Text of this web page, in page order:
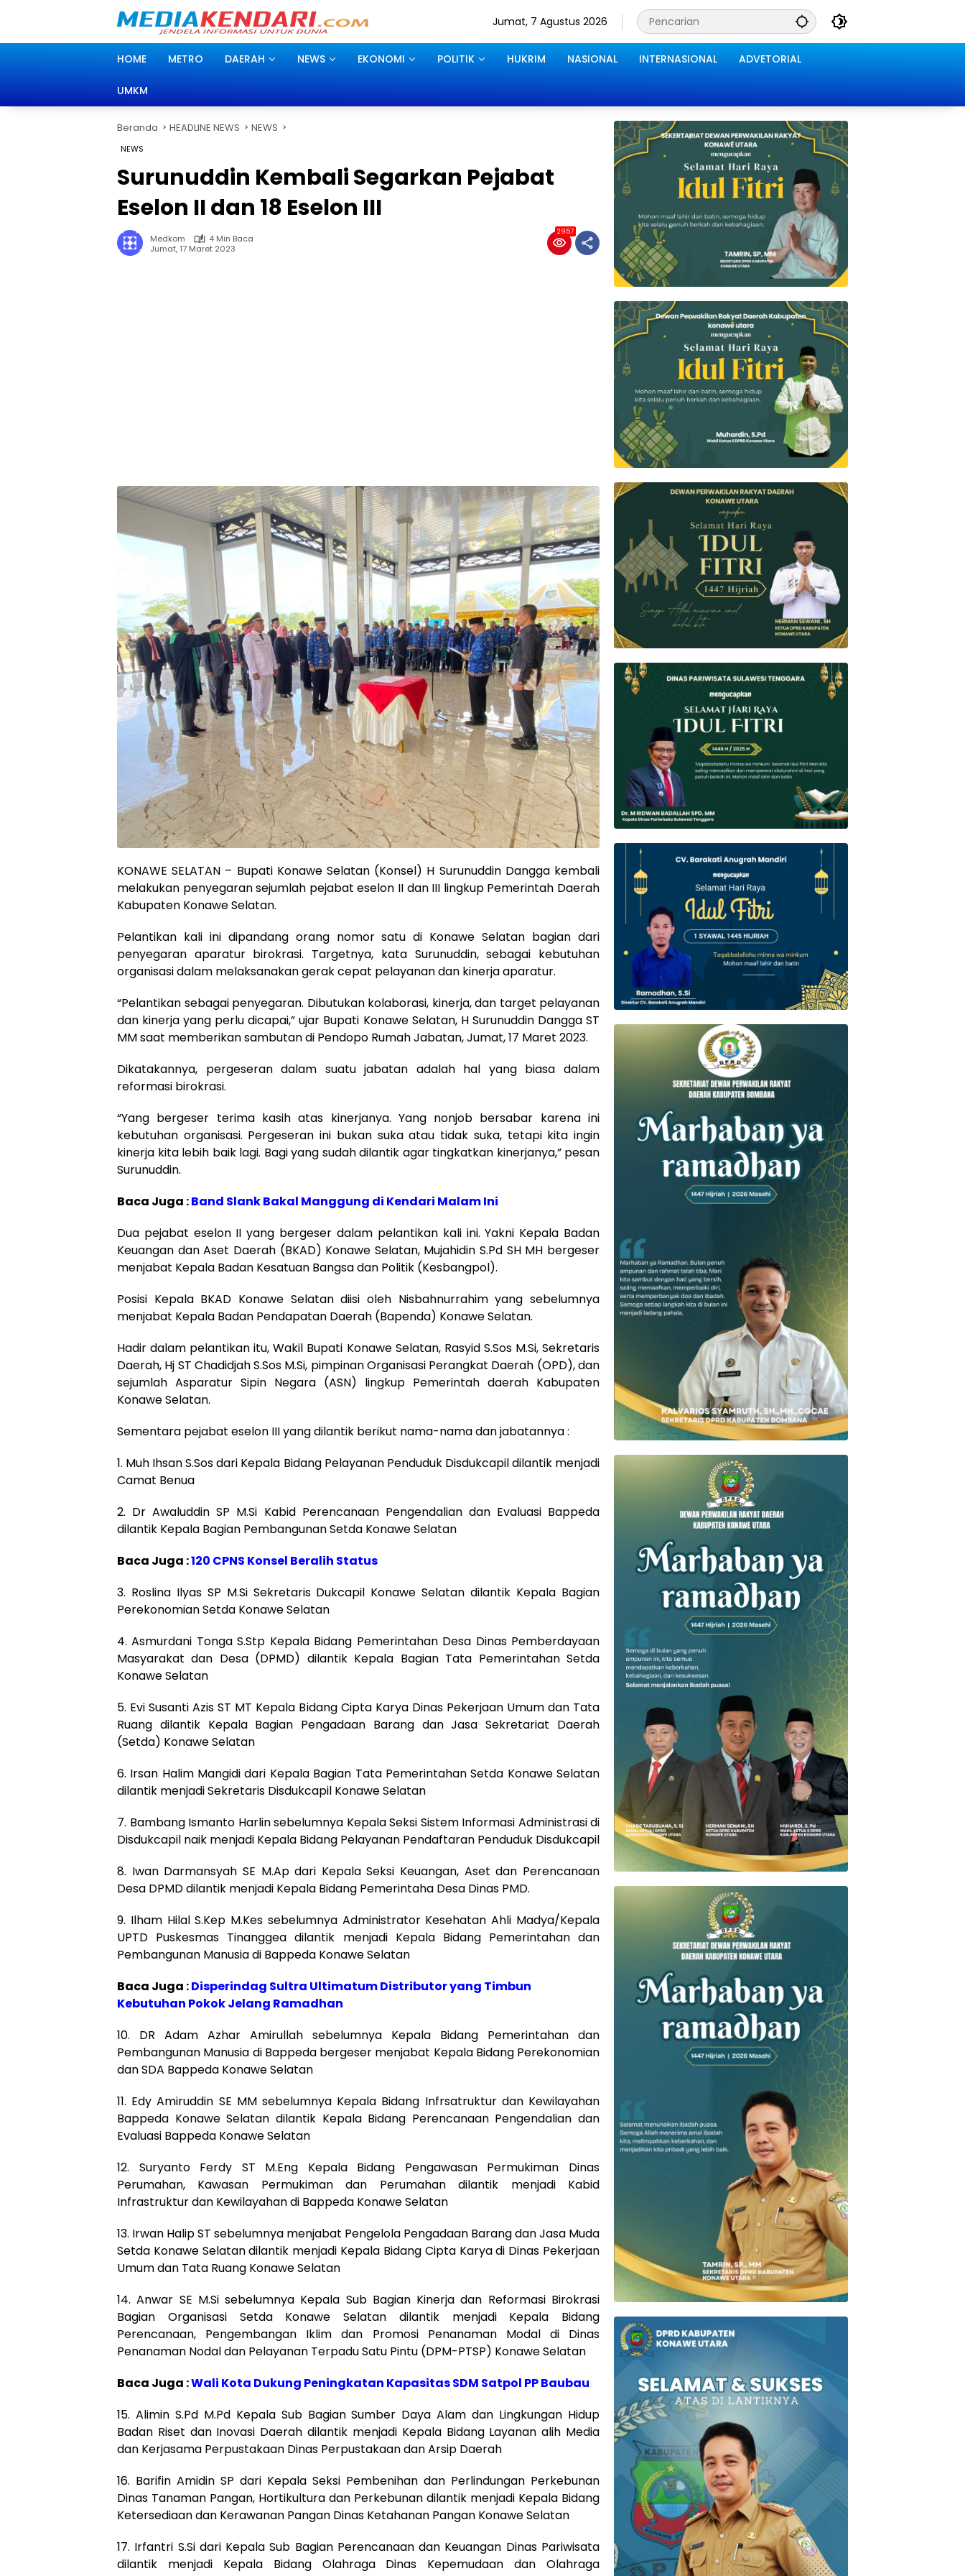
Jumat, 7 Agustus 2026
HOME METRO DAERAH NEWS EKONOMI POLITIK HUKRIM NASIONAL INTERNASIONAL ADVETORIAL
UMKM
Beranda HEADLINE NEWS NEWS
NEWS
Surunuddin Kembali Segarkan Pejabat
Eselon II dan 18 Eselon III
Medkom
4 Min Baca
Jumat, 17 Maret 2023
2957
KONAWE SELATAN – Bupati Konawe Selatan (Konsel) H Surunuddin Dangga kembali
melakukan penyegaran sejumlah pejabat eselon II dan III lingkup Pemerintah Daerah
Kabupaten Konawe Selatan.
Pelantikan kali ini dipandang orang nomor satu di Konawe Selatan bagian dari
penyegaran aparatur birokrasi. Targetnya, kata Surunuddin, sebagai kebutuhan
organisasi dalam melaksanakan gerak cepat pelayanan dan kinerja aparatur.
“Pelantikan sebagai penyegaran. Dibutukan kolaborasi, kinerja, dan target pelayanan
dan kinerja yang perlu dicapai,” ujar Bupati Konawe Selatan, H Surunuddin Dangga ST
MM saat memberikan sambutan di Pendopo Rumah Jabatan, Jumat, 17 Maret 2023.
Dikatakannya, pergeseran dalam suatu jabatan adalah hal yang biasa dalam
reformasi birokrasi.
“Yang bergeser terima kasih atas kinerjanya. Yang nonjob bersabar karena ini
kebutuhan organisasi. Pergeseran ini bukan suka atau tidak suka, tetapi kita ingin
kinerja kita lebih baik lagi. Bagi yang sudah dilantik agar tingkatkan kinerjanya,” pesan
Surunuddin.
Baca Juga :Band Slank Bakal Manggung di Kendari Malam Ini
Dua pejabat eselon II yang bergeser dalam pelantikan kali ini. Yakni Kepala Badan
Keuangan dan Aset Daerah (BKAD) Konawe Selatan, Mujahidin S.Pd SH MH bergeser
menjabat Kepala Badan Kesatuan Bangsa dan Politik (Kesbangpol).
Posisi Kepala BKAD Konawe Selatan diisi oleh Nisbahnurrahim yang sebelumnya
menjabat Kepala Badan Pendapatan Daerah (Bapenda) Konawe Selatan.
Hadir dalam pelantikan itu, Wakil Bupati Konawe Selatan, Rasyid S.Sos M.Si, Sekretaris
Daerah, Hj ST Chadidjah S.Sos M.Si, pimpinan Organisasi Perangkat Daerah (OPD), dan
sejumlah Asparatur Sipin Negara (ASN) lingkup Pemerintah daerah Kabupaten
Konawe Selatan.
Sementara pejabat eselon III yang dilantik berikut nama-nama dan jabatannya :
1. Muh Ihsan S.Sos dari Kepala Bidang Pelayanan Penduduk Disdukcapil dilantik menjadi
Camat Benua
2. Dr Awaluddin SP M.Si Kabid Perencanaan Pengendalian dan Evaluasi Bappeda
dilantik Kepala Bagian Pembangunan Setda Konawe Selatan
Baca Juga :120 CPNS Konsel Beralih Status
3. Roslina Ilyas SP M.Si Sekretaris Dukcapil Konawe Selatan dilantik Kepala Bagian
Perekonomian Setda Konawe Selatan
4. Asmurdani Tonga S.Stp Kepala Bidang Pemerintahan Desa Dinas Pemberdayaan
Masyarakat dan Desa (DPMD) dilantik Kepala Bagian Tata Pemerintahan Setda
Konawe Selatan
5. Evi Susanti Azis ST MT Kepala Bidang Cipta Karya Dinas Pekerjaan Umum dan Tata
Ruang dilantik Kepala Bagian Pengadaan Barang dan Jasa Sekretariat Daerah
(Setda) Konawe Selatan
6. Irsan Halim Mangidi dari Kepala Bagian Tata Pemerintahan Setda Konawe Selatan
dilantik menjadi Sekretaris Disdukcapil Konawe Selatan
7. Bambang Ismanto Harlin sebelumnya Kepala Seksi Sistem Informasi Administrasi di
Disdukcapil naik menjadi Kepala Bidang Pelayanan Pendaftaran Penduduk Disdukcapil
8. Iwan Darmansyah SE M.Ap dari Kepala Seksi Keuangan, Aset dan Perencanaan
Desa DPMD dilantik menjadi Kepala Bidang Pemerintaha Desa Dinas PMD.
9. Ilham Hilal S.Kep M.Kes sebelumnya Administrator Kesehatan Ahli Madya/Kepala
UPTD Puskesmas Tinanggea dilantik menjadi Kepala Bidang Pemerintahan dan
Pembangunan Manusia di Bappeda Konawe Selatan
Baca Juga :Disperindag Sultra Ultimatum Distributor yang Timbun
Kebutuhan Pokok Jelang Ramadhan
10. DR Adam Azhar Amirullah sebelumnya Kepala Bidang Pemerintahan dan
Pembangunan Manusia di Bappeda bergeser menjabat Kepala Bidang Perekonomian
dan SDA Bappeda Konawe Selatan
11. Edy Amiruddin SE MM sebelumnya Kepala Bidang Infrsatruktur dan Kewilayahan
Bappeda Konawe Selatan dilantik Kepala Bidang Perencanaan Pengendalian dan
Evaluasi Bappeda Konawe Selatan
12. Suryanto Ferdy ST M.Eng Kepala Bidang Pengawasan Permukiman Dinas
Perumahan, Kawasan Permukiman dan Perumahan dilantik menjadi Kabid
Infrastruktur dan Kewilayahan di Bappeda Konawe Selatan
13. Irwan Halip ST sebelumnya menjabat Pengelola Pengadaan Barang dan Jasa Muda
Setda Konawe Selatan dilantik menjadi Kepala Bidang Cipta Karya di Dinas Pekerjaan
Umum dan Tata Ruang Konawe Selatan
14. Anwar SE M.Si sebelumnya Kepala Sub Bagian Kinerja dan Reformasi Birokrasi
Bagian Organisasi Setda Konawe Selatan dilantik menjadi Kepala Bidang
Perencanaan, Pengembangan Iklim dan Promosi Penanaman Modal di Dinas
Penanaman Nodal dan Pelayanan Terpadu Satu Pintu (DPM-PTSP) Konawe Selatan
Baca Juga :Wali Kota Dukung Peningkatan Kapasitas SDM Satpol PP Baubau
15. Alimin S.Pd M.Pd Kepala Sub Bagian Sumber Daya Alam dan Lingkungan Hidup
Badan Riset dan Inovasi Daerah dilantik menjadi Kepala Bidang Layanan alih Media
dan Kerjasama Perpustakaan Dinas Perpustakaan dan Arsip Daerah
16. Barifin Amidin SP dari Kepala Seksi Pembenihan dan Perlindungan Perkebunan
Dinas Tanaman Pangan, Hortikultura dan Perkebunan dilantik menjadi Kepala Bidang
Ketersediaan dan Kerawanan Pangan Dinas Ketahanan Pangan Konawe Selatan
17. Irfantri S.Si dari Kepala Sub Bagian Perencanaan dan Keuangan Dinas Pariwisata
dilantik menjadi Kepala Bidang Olahraga Dinas Kepemudaan dan Olahraga